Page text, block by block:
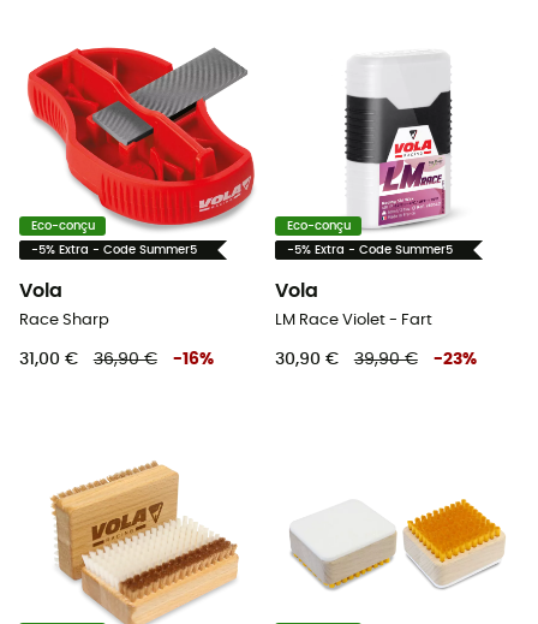
Eco-conçu
-5% Extra - Code Summer5
Vola
Race Sharp
31,00 € 36,90 € -16%
Eco-conçu
-5% Extra - Code Summer5
Vola
LM Race Violet - Fart
30,90 € 39,90 € -23%